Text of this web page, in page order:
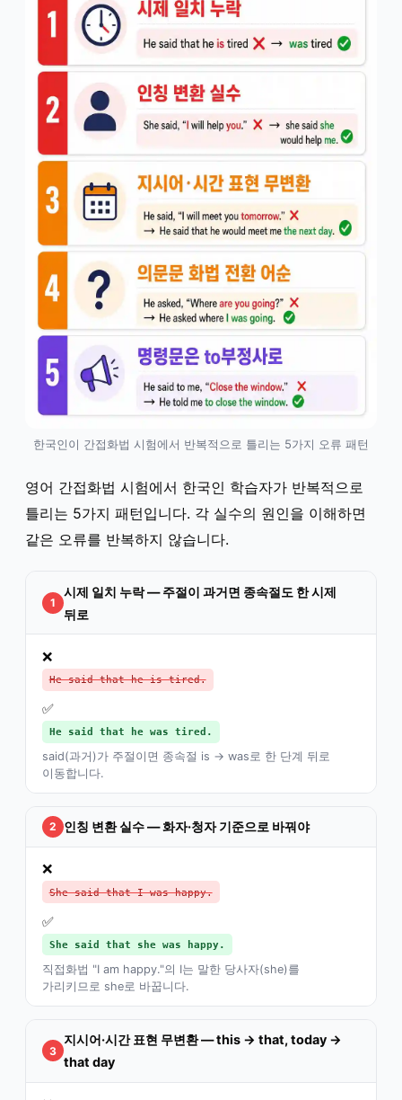
한국인이 간접화법 시험에서 반복적으로 틀리는 5가지 오류 패턴
영어 간접화법 시험에서 한국인 학습자가 반복적으로
틀리는 5가지 패턴입니다. 각 실수의 원인을 이해하면
같은 오류를 반복하지 않습니다.
1
시제 일치 누락 — 주절이 과거면 종속절도 한 시제
뒤로
❌
He said that he is tired.
✅
He said that he was tired.
said(과거)가 주절이면 종속절 is → was로 한 단계 뒤로
이동합니다.
2 인칭 변환 실수 — 화자·청자 기준으로 바꿔야
❌
She said that I was happy.
✅
She said that she was happy.
직접화법 "I am happy."의 I는 말한 당사자(she)를
가리키므로 she로 바꿉니다.
3
지시어·시간 표현 무변환 — this → that, today →
that day